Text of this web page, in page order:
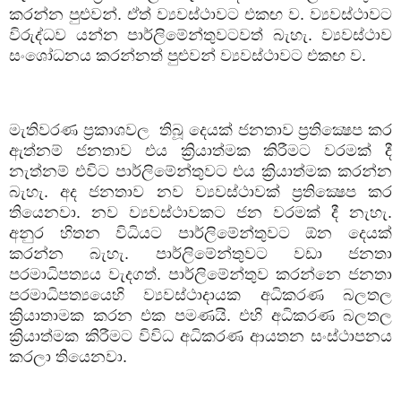
කරන්න පුළුවන්. ඒත් ව්‍යවස්ථාවට එකඟ ව. ව්‍යවස්ථාවට
විරුද්ධව යන්න පාර්ලිමේන්තුවටවත් බැහැ. ව්‍යවස්ථාව
සංශෝධනය කරන්නත් පුළුවන් ව්‍යවස්ථාවට එකඟ ව.
මැතිවරණ ප්‍රකාශවල
තිබූ දෙයක් ජනතාව ප්‍රතික්‍ෂෙප කර
ඇත්නම් ජනතාව එය ක්‍රියාත්මක කිරීමට වරමක් දී
නැත්නම් එවිට පාර්ලිමේන්තුවට එය ක්‍රියාත්මක කරන්න
බැහැ. අද ජනතාව නව ව්‍යවස්ථාවක් ප්‍රතික්‍ෂෙප කර
තියෙනවා. නව ව්‍යවස්ථාවකට ජන වරමක් දී නැහැ.
අනුර හිතන විධියට පාර්ලිමේන්තුවට ඕන දෙයක්
කරන්න බැහැ. පාර්ලිමේන්තුවට වඩා ජනතා
පරමාධිපත්‍යය වැදගත්. පාර්ලිමේන්තුව කරන්නෙ ජනතා
පරමාධිපත්‍යයෙහි ව්‍යවස්ථාදායක අධිකරණ බලතල
ක්‍රියාතාමක කරන එක පමණයි. එහි අධිකරණ බලතල
ක්‍රියාත්මක කිරීමට විවිධ අධිකරණ ආයතන සංස්ථාපනය
කරලා තියෙනවා.